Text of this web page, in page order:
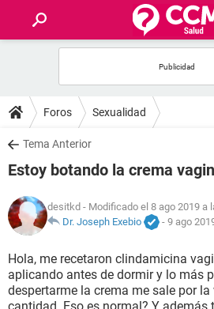
FOROS
SALUD
FAMILIA
NUTRICIÓN
BIENESTAR
SEXUALIDAD
Foros Sexualidad
Tema Anterior
Estoy botando la crema
desitkd - Modificado el 8 ago 2019 a
Dr. Joseph Exebio
- 9 ago
Hola, me recetaron clindamicina
aplicando antes de dormir y lo más
despertarme la crema me sale por